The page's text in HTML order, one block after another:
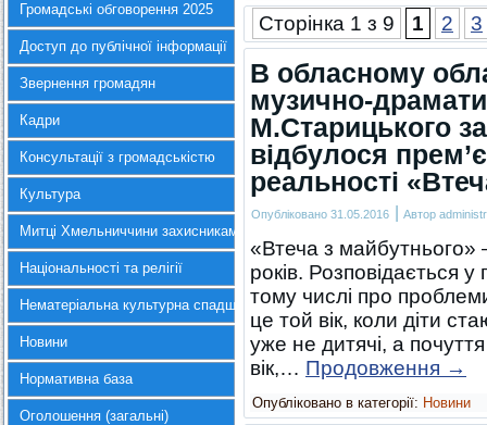
Громадські обговорення 2025
Доступ до публічної інформації
Звернення громадян
Кадри
Консультації з громадськістю
Культура
Митці Хмельниччини захисникам України
Національності та релігії
Нематеріальна культурна спадщина
Новини
Нормативна база
Оголошення (загальні)
Сторінка 1 з 9 1 2 3
В обласному
музично-
М.Старицького
відбулося
реальності
Опубліковано 31.05.2016 | Автор
«Втеча з майбутнього»
років. Розповідається
тому числі про
це той вік, коли діти
уже не дитячі, а
вік,… Продовження →
Опубліковано в категорії: Новини